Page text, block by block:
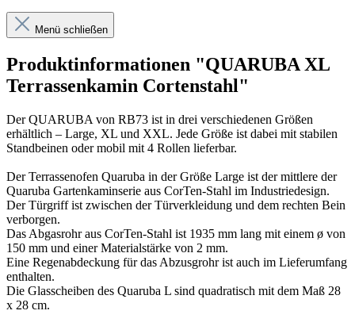
Menü schließen
Produktinformationen "QUARUBA XL
Terrassenkamin Cortenstahl"
Der QUARUBA von RB73 ist in drei verschiedenen Größen
erhältlich – Large, XL und XXL. Jede Größe ist dabei mit stabilen
Standbeinen oder mobil mit 4 Rollen lieferbar.
Der Terrassenofen Quaruba in der Größe Large ist der mittlere der
Quaruba Gartenkaminserie aus CorTen-Stahl im Industriedesign.
Der Türgriff ist zwischen der Türverkleidung und dem rechten Bein
verborgen.
Das Abgasrohr aus CorTen-Stahl ist 1935 mm lang mit einem ø von
150 mm und einer Materialstärke von 2 mm.
Eine Regenabdeckung für das Abzusgrohr ist auch im Lieferumfang
enthalten.
Die Glasscheiben des Quaruba L sind quadratisch mit dem Maß 28
x 28 cm.